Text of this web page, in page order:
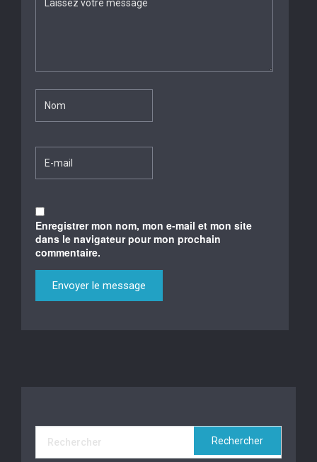
Enregistrer mon nom, mon e-mail et mon site
dans le navigateur pour mon prochain
commentaire.